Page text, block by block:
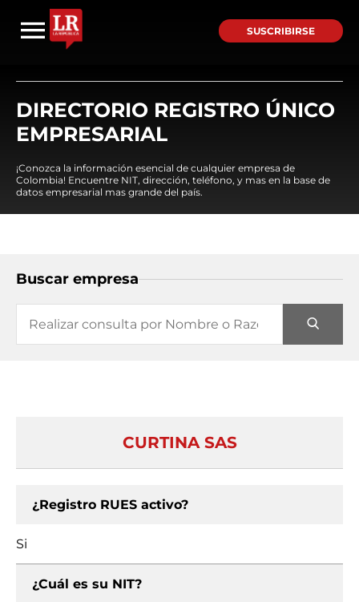
SUSCRIBIRSE
DIRECTORIO REGISTRO ÚNICO
EMPRESARIAL
¡Conozca la información esencial de cualquier empresa de
Colombia! Encuentre NIT, dirección, teléfono, y mas en la base de
datos empresarial mas grande del país.
Buscar empresa
CURTINA SAS
¿Registro RUES activo?
Si
¿Cuál es su NIT?